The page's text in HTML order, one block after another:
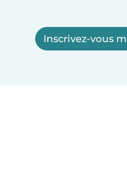
Inscrivez-vous